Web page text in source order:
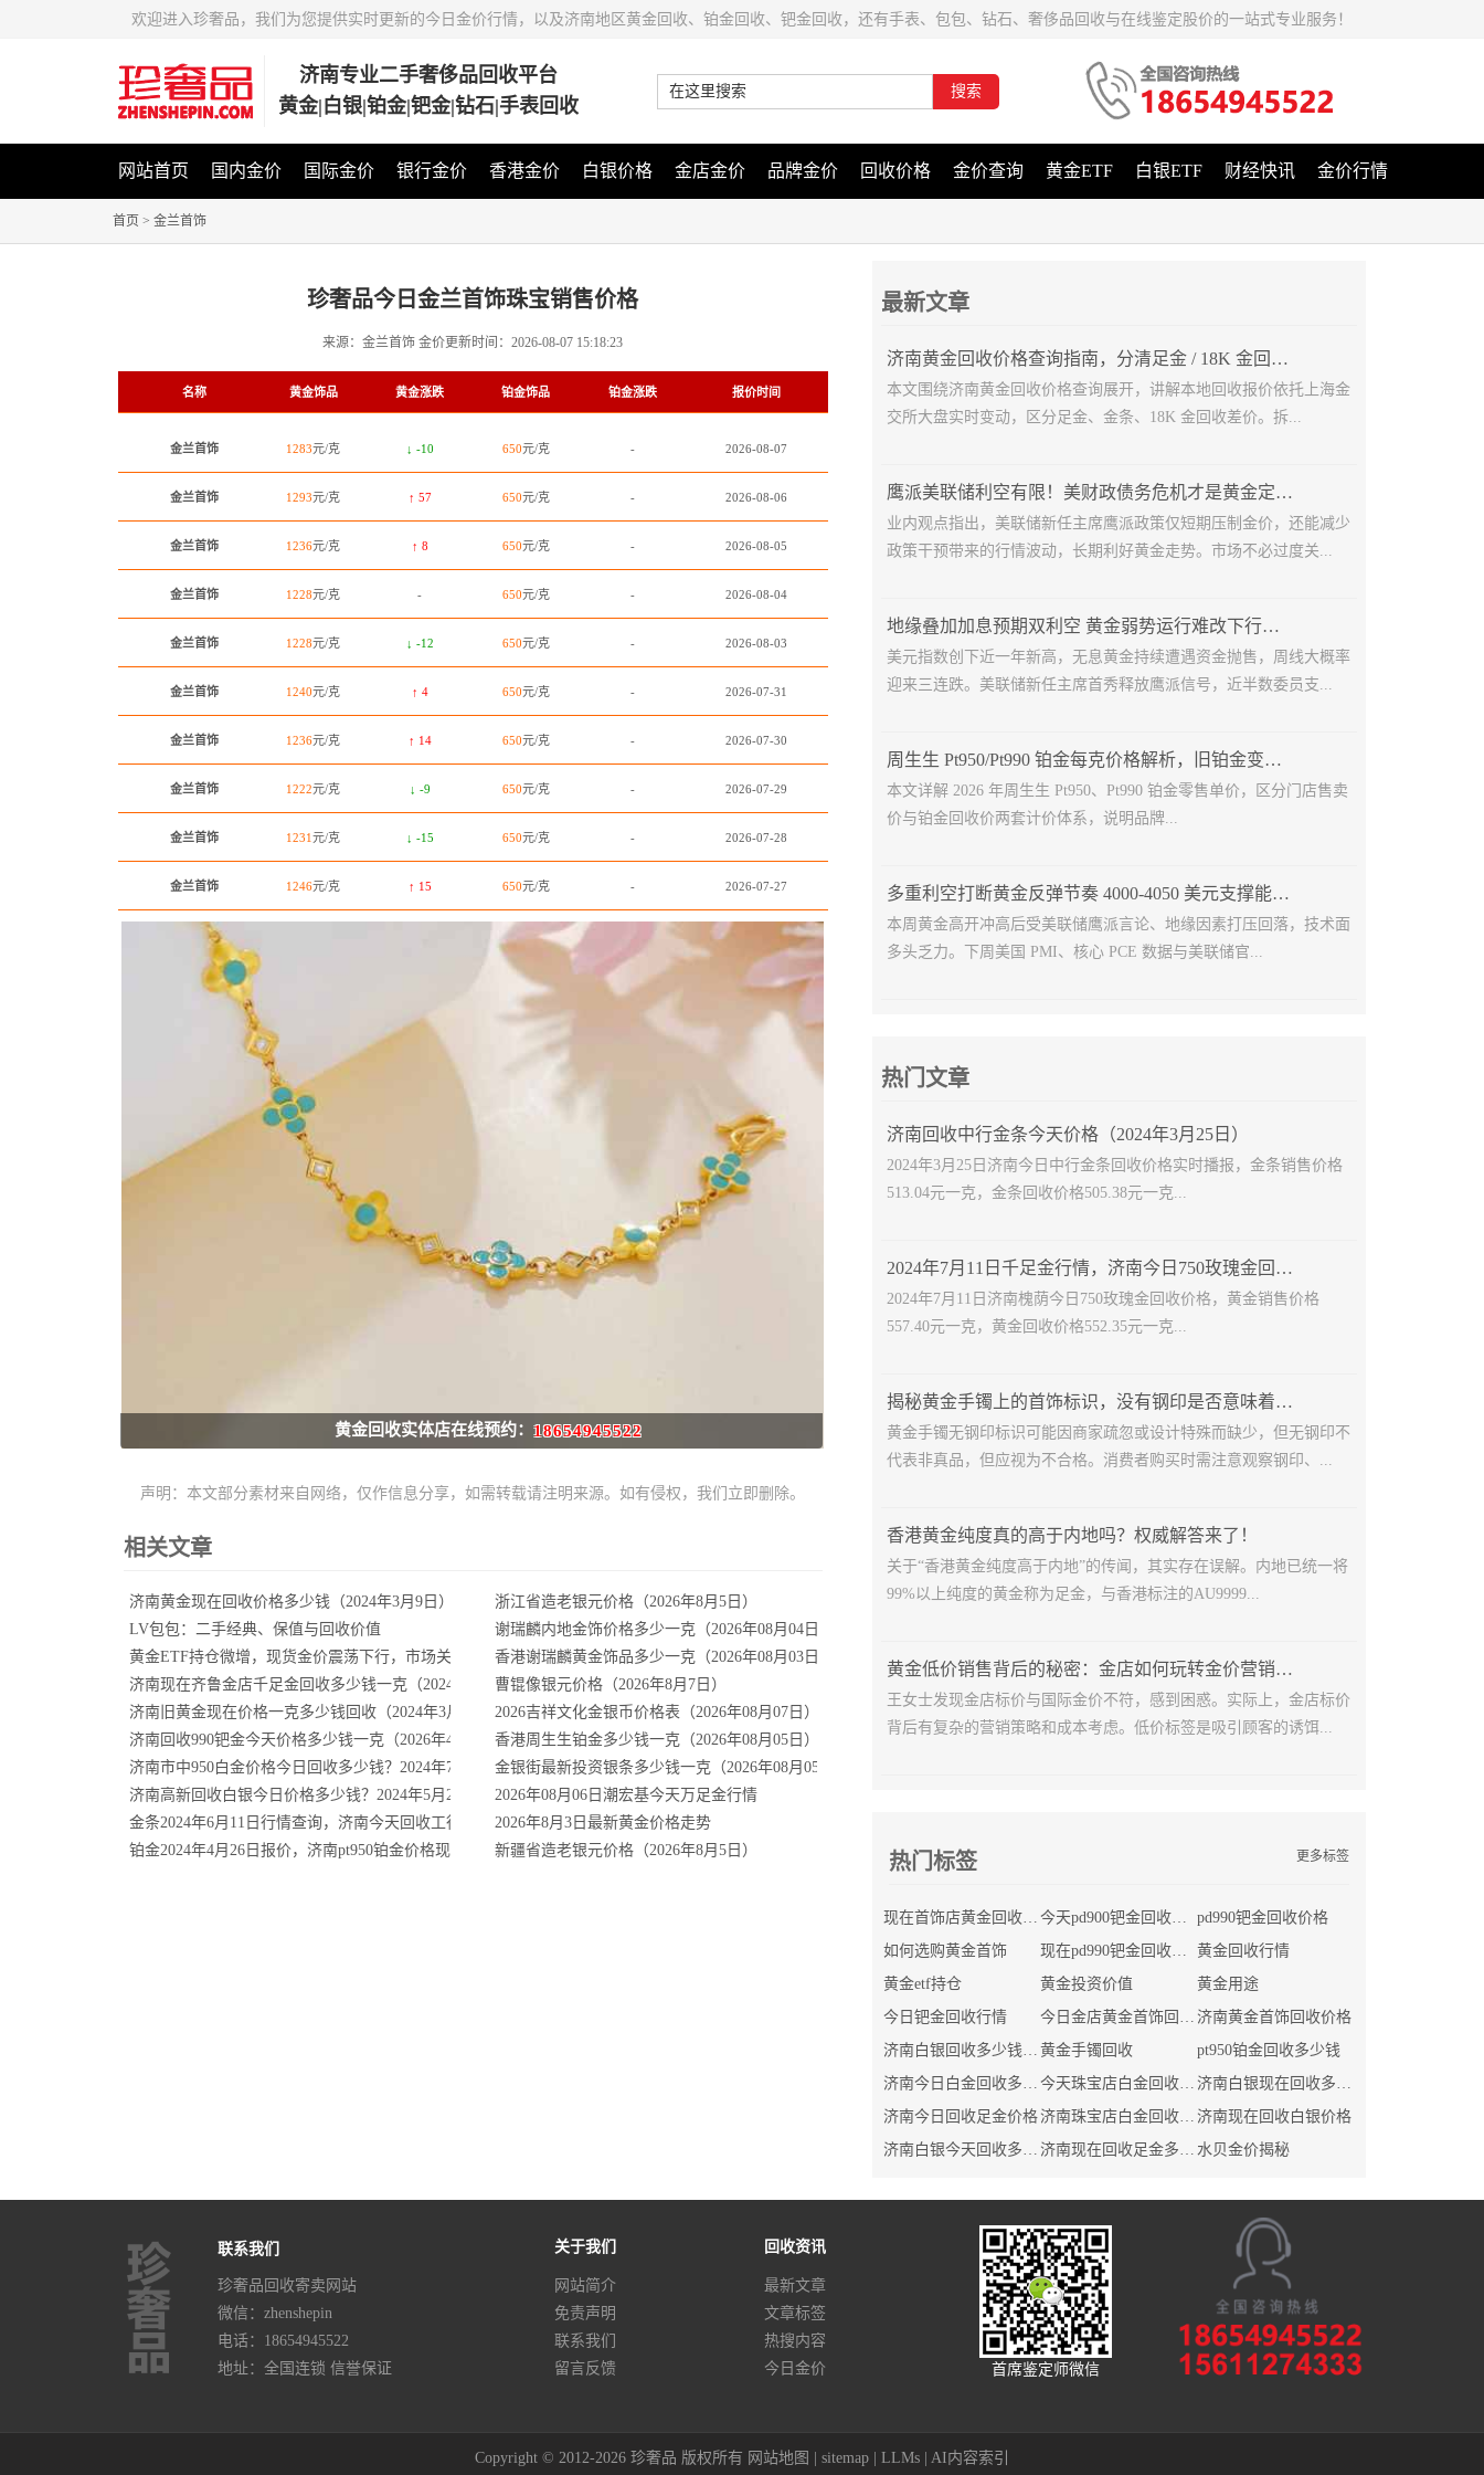
欢迎进入珍奢品，我们为您提供实时更新的今日金价行情，以及济南地区黄金回收、铂金回收、钯金回收，还有手表、包包、钻石、奢侈品回收与在线鉴定股价的一站式专业服务！
济南专业二手奢侈品回收平台
黄金|白银|铂金|钯金|钻石|手表回收
搜索
网站首页 国内金价 国际金价 银行金价 香港金价 白银价格 金店金价 品牌金价 回收价格 金价查询 黄金ETF 白银ETF 财经快讯 金价行情
首页 > 金兰首饰
珍奢品今日金兰首饰珠宝销售价格
来源：金兰首饰 金价更新时间：2026-08-07 15:18:23
名称 黄金饰品 黄金涨跌 铂金饰品 铂金涨跌 报价时间
金兰首饰 1283元/克 ↓ -10 650元/克 - 2026-08-07
金兰首饰 1293元/克 ↑ 57 650元/克 - 2026-08-06
金兰首饰 1236元/克 ↑ 8 650元/克 - 2026-08-05
金兰首饰 1228元/克 - 650元/克 - 2026-08-04
金兰首饰 1228元/克 ↓ -12 650元/克 - 2026-08-03
金兰首饰 1240元/克 ↑ 4 650元/克 - 2026-07-31
金兰首饰 1236元/克 ↑ 14 650元/克 - 2026-07-30
金兰首饰 1222元/克 ↓ -9 650元/克 - 2026-07-29
金兰首饰 1231元/克 ↓ -15 650元/克 - 2026-07-28
金兰首饰 1246元/克 ↑ 15 650元/克 - 2026-07-27
黄金回收实体店在线预约： 18654945522
声明：本文部分素材来自网络，仅作信息分享，如需转载请注明来源。如有侵权，我们立即删除。
相关文章
济南黄金现在回收价格多少钱（2024年3月9日）
LV包包：二手经典、保值与回收价值
黄金ETF持仓微增，现货金价震荡下行，市场关注美国经济数据
济南现在齐鲁金店千足金回收多少钱一克（2024年3月28日）
济南旧黄金现在价格一克多少钱回收（2024年3月12日）
济南回收990钯金今天价格多少钱一克（2026年4月20日）
济南市中950白金价格今日回收多少钱？2024年7月4日实时金价
济南高新回收白银今日价格多少钱？2024年5月24日足银走势
金条2024年6月11日行情查询，济南今天回收工行金条多少钱一克
铂金2024年4月26日报价，济南pt950铂金价格现在多少钱一克回收
浙江省造老银元价格（2026年8月5日）
谢瑞麟内地金饰价格多少一克（2026年08月04日）
香港谢瑞麟黄金饰品多少一克（2026年08月03日）
曹锟像银元价格（2026年8月7日）
2026吉祥文化金银币价格表（2026年08月07日）
香港周生生铂金多少钱一克（2026年08月05日）
金银街最新投资银条多少钱一克（2026年08月05日）
2026年08月06日潮宏基今天万足金行情
2026年8月3日最新黄金价格走势
新疆省造老银元价格（2026年8月5日）
最新文章
济南黄金回收价格查询指南，分清足金 / 18K 金回收差价
本文围绕济南黄金回收价格查询展开，讲解本地回收报价依托上海金
交所大盘实时变动，区分足金、金条、18K 金回收差价。拆...
鹰派美联储利空有限！美财政债务危机才是黄金定价核心
业内观点指出，美联储新任主席鹰派政策仅短期压制金价，还能减少
政策干预带来的行情波动，长期利好黄金走势。市场不必过度关...
地缘叠加加息预期双利空 黄金弱势运行难改下行格局
美元指数创下近一年新高，无息黄金持续遭遇资金抛售，周线大概率
迎来三连跌。美联储新任主席首秀释放鹰派信号，近半数委员支...
周生生 Pt950/Pt990 铂金每克价格解析，旧铂金变现避坑指南
本文详解 2026 年周生生 Pt950、Pt990 铂金零售单价，区分门店售卖
价与铂金回收价两套计价体系，说明品牌...
多重利空打断黄金反弹节奏 4000-4050 美元支撑能否守住？
本周黄金高开冲高后受美联储鹰派言论、地缘因素打压回落，技术面
多头乏力。下周美国 PMI、核心 PCE 数据与美联储官...
热门文章
济南回收中行金条今天价格（2024年3月25日）
2024年3月25日济南今日中行金条回收价格实时播报，金条销售价格
513.04元一克，金条回收价格505.38元一克...
2024年7月11日千足金行情，济南今日750玫瑰金回收多少钱
2024年7月11日济南槐荫今日750玫瑰金回收价格，黄金销售价格
557.40元一克，黄金回收价格552.35元一克...
揭秘黄金手镯上的首饰标识，没有钢印是否意味着不是正品？
黄金手镯无钢印标识可能因商家疏忽或设计特殊而缺少，但无钢印不
代表非真品，但应视为不合格。消费者购买时需注意观察钢印、...
香港黄金纯度真的高于内地吗？权威解答来了！
关于“香港黄金纯度高于内地”的传闻，其实存在误解。内地已统一将
99%以上纯度的黄金称为足金，与香港标注的AU9999...
黄金低价销售背后的秘密：金店如何玩转金价营销策略？
王女士发现金店标价与国际金价不符，感到困惑。实际上，金店标价
背后有复杂的营销策略和成本考虑。低价标签是吸引顾客的诱饵...
热门标签 更多标签
现在首饰店黄金回收价格 今天pd900钯金回收多少钱一克
pd990钯金回收价格
如何选购黄金首饰
现在pd990钯金回收价格
黄金回收行情
黄金etf持仓
黄金投资价值
黄金用途
今日钯金回收行情
今日金店黄金首饰回收价格 济南黄金首饰回收价格
济南白银回收多少钱一克 黄金手镯回收
pt950铂金回收多少钱
济南今日白金回收多少钱
今天珠宝店白金回收价格
济南白银现在回收多少钱
济南今日回收足金价格
济南珠宝店白金回收价格 济南现在回收白银价格
济南白银今天回收多少钱
济南现在回收足金多少钱 水贝金价揭秘
联系我们
珍奢品回收寄卖网站
微信：zhenshepin
电话： 18654945522
地址：全国连锁 信誉保证
关于我们
网站简介
免责声明
联系我们
留言反馈
回收资讯
最新文章
文章标签
热搜内容
今日金价
首席鉴定师微信
Copyright © 2012-2026 珍奢品 版权所有 网站地图 sitemap LLMs AI内容索引